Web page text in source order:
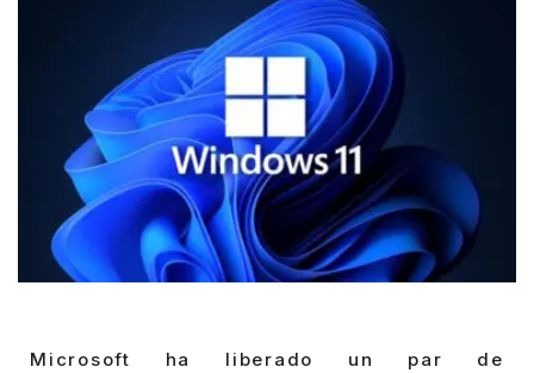
Microsoft ha liberado un par de